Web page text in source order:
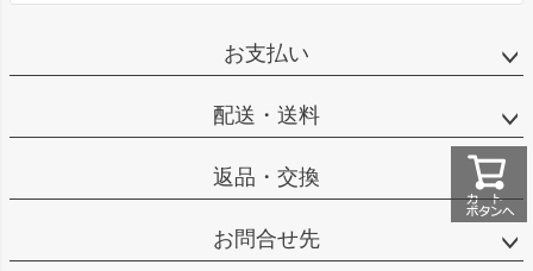
お支払い
配送・送料
返品・交換
お問合せ先